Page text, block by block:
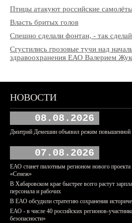
Птицы атакуют российские
Власть бритых голов
Спешно сделали фонтан, - так
Сгустились грозовые тучи над
здравоохранения ЕАО Валерием
НОВОСТИ
08.08.2026
Дмитрий Демешин объявил режим повышенной
07.08.2026
ЕАО станет пилотным регионом нового проекта
«Сенеж»
В Хабаровском крае быстрее всего растут
персонала и рабочих
В ЕАО обсудили стратегию сохранения
ЕАО - в числе 40 российских регионов-
безопасности»